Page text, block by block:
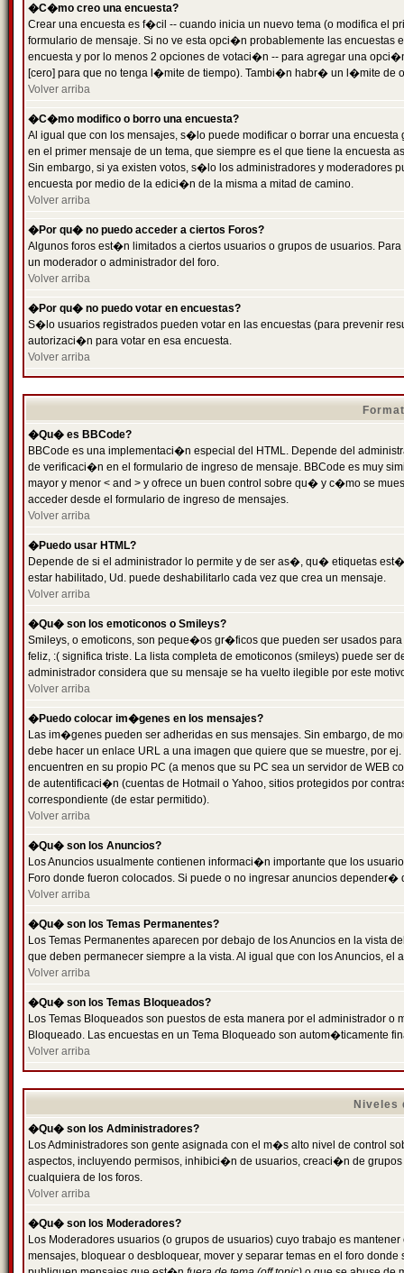
�C�mo creo una encuesta?
Crear una encuesta es f�cil -- cuando inicia un nuevo tema (o modifica el
formulario de mensaje. Si no ve esta opci�n probablemente las
encuesta y por lo menos 2 opciones de votaci�n -- para agregar una
[cero] para que no tenga l�mite de tiempo). Tambi�n habr� un l�mite de
Volver arriba
�C�mo modifico o borro una encuesta?
Al igual que con los mensajes, s�lo puede modificar o borrar una
en el primer mensaje de un tema, que siempre es el que tiene la encuesta
Sin embargo, si ya existen votos, s�lo los administradores y moderadores
encuesta por medio de la edici�n de la misma a mitad de camino.
Volver arriba
�Por qu� no puedo acceder a ciertos Foros?
Algunos foros est�n limitados a ciertos usuarios o grupos de usuarios.
un moderador o administrador del foro.
Volver arriba
�Por qu� no puedo votar en encuestas?
S�lo usuarios registrados pueden votar en las encuestas (para prevenir
autorizaci�n para votar en esa encuesta.
Volver arriba
�Qu� es BBCode?
BBCode es una implementaci�n especial del HTML. Depende del
de verificaci�n en el formulario de ingreso de mensaje. BBCode es muy
mayor y menor < and > y ofrece un buen control sobre qu� y c�mo se
acceder desde el formulario de ingreso de mensajes.
Volver arriba
�Puedo usar HTML?
Depende de si el administrador lo permite y de ser as�, qu� etiquetas
estar habilitado, Ud. puede deshabilitarlo cada vez que crea un mensaje.
Volver arriba
�Qu� son los emoticonos o Smileys?
Smileys, o emoticons, son peque�os gr�ficos que pueden ser usados
feliz, :( significa triste. La lista completa de emoticonos (smileys) puede
administrador considera que su mensaje se ha vuelto ilegible por este
Volver arriba
�Puedo colocar im�genes en los mensajes?
Las im�genes pueden ser adheridas en sus mensajes. Sin embargo, de
debe hacer un enlace URL a una imagen que quiere que se muestre, por
encuentren en su propio PC (a menos que su PC sea un servidor de
de autentificaci�n (cuentas de Hotmail o Yahoo, sitios protegidos por
correspondiente (de estar permitido).
Volver arriba
�Qu� son los Anuncios?
Los Anuncios usualmente contienen informaci�n importante que los
Foro donde fueron colocados. Si puede o no ingresar anuncios
Volver arriba
�Qu� son los Temas Permanentes?
Los Temas Permanentes aparecen por debajo de los Anuncios en la
que deben permanecer siempre a la vista. Al igual que con los Anuncios,
Volver arriba
�Qu� son los Temas Bloqueados?
Los Temas Bloqueados son puestos de esta manera por el administrador
Bloqueado. Las encuestas en un Tema Bloqueado son autom�ticamente
Volver arriba
Niveles
�Qu� son los Administradores?
Los Administradores son gente asignada con el m�s alto nivel de control
aspectos, incluyendo permisos, inhibici�n de usuarios, creaci�n de
cualquiera de los foros.
Volver arriba
�Qu� son los Moderadores?
Los Moderadores usuarios (o grupos de usuarios) cuyo trabajo es
mensajes, bloquear o desbloquear, mover y separar temas en el foro